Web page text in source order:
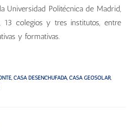
Universidad Politécnica de Madrid,
13 colegios y tres institutos, entre
y formativas.
, CASA DESENCHUFADA, CASA GEOSOLAR,